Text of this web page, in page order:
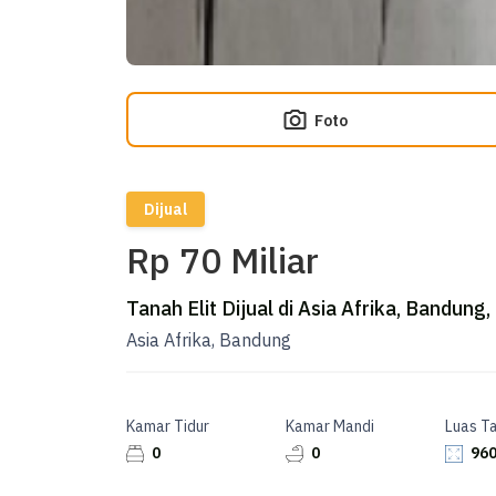
Foto
Dijual
Rp 70 Miliar
Tanah Elit Dijual di Asia Afrika,
Asia Afrika, Bandung
Kamar Tidur
0
Kamar Mandi
0
Luas